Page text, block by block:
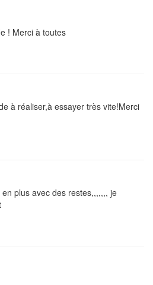
! Merci à toutes
à réaliser,à essayer très vite!Merci
plus avec des restes,,,,,,, je